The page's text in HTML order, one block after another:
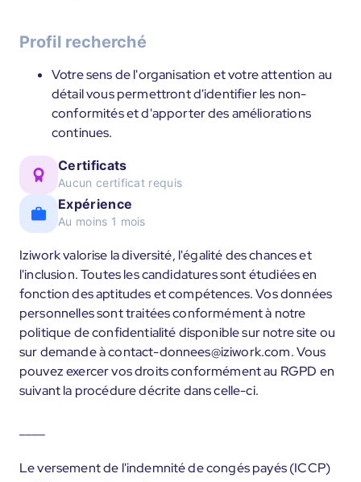
Profil recherché
Votre sens de l'organisation et votre attention au
détail vous permettront d'identifier les non-
conformités et d'apporter des améliorations
continues.
Certificats
Aucun certificat requis
Expérience
Au moins 1 mois
Iziwork valorise la diversité, l'égalité des chances et
l'inclusion. Toutes les candidatures sont étudiées en
fonction des aptitudes et compétences. Vos données
personnelles sont traitées conformément à notre
politique de confidentialité disponible sur notre site ou
sur demande à contact-donnees@iziwork.com. Vous
pouvez exercer vos droits conformément au RGPD en
suivant la procédure décrite dans celle-ci.
Le versement de l'indemnité de congés payés (ICCP)